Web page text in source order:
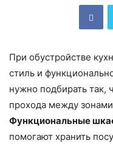
При обустройстве
стиль и
нужно подбирать так,
прохода между
Функциональные
помогают хранить